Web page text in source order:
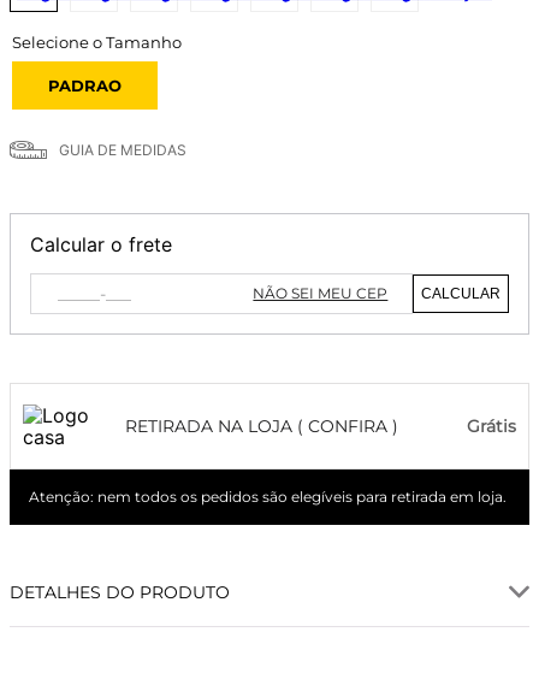
PADRAO
GUIA DE MEDIDAS
Calcular o frete
NÃO SEI MEU CEP CALCULAR
RETIRADA NA LOJA ( CONFIRA ) Grátis
Atenção: nem todos os pedidos são elegíveis para retirada em loja.
DETALHES DO PRODUTO